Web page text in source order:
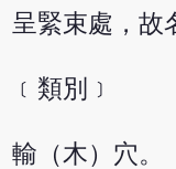
呈緊束處，故
﹝類別﹞
輸（木）穴。